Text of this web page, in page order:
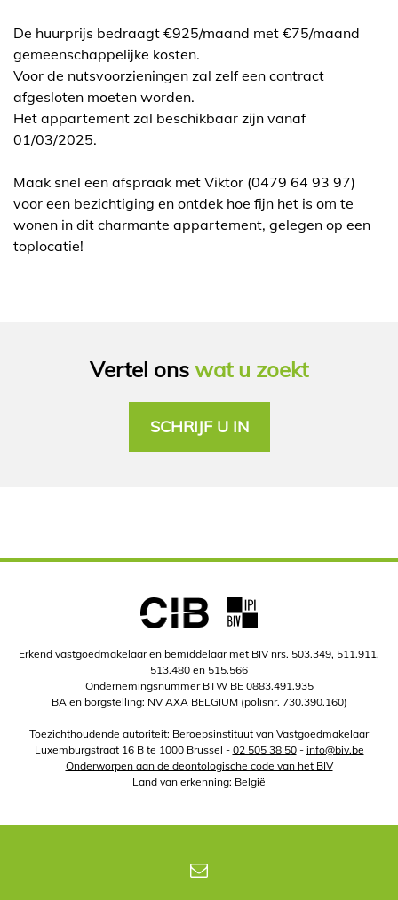
De huurprijs bedraagt €925/maand met €75/maand
gemeenschappelijke kosten.
Voor de nutsvoorzieningen zal zelf een contract
afgesloten moeten worden.
Het appartement zal beschikbaar zijn vanaf
01/03/2025.
Maak snel een afspraak met Viktor (0479 64 93 97)
voor een bezichtiging en ontdek hoe fijn het is om te
wonen in dit charmante appartement, gelegen op een
toplocatie!
Vertel ons wat u zoekt
SCHRIJF U IN
Erkend vastgoedmakelaar en bemiddelaar met BIV nrs. 503.349, 511.911,
513.480 en 515.566
Ondernemingsnummer BTW BE 0883.491.935
BA en borgstelling: NV AXA BELGIUM (polisnr. 730.390.160)
Toezichthoudende autoriteit: Beroepsinstituut van Vastgoedmakelaar
Luxemburgstraat 16 B te 1000 Brussel - 02 505 38 50- info@biv.be
Onderworpen aan de deontologische code van het BIV
Land van erkenning: België